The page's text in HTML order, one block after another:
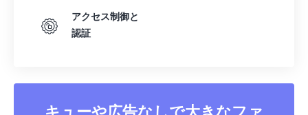
アクセス制御と
認証